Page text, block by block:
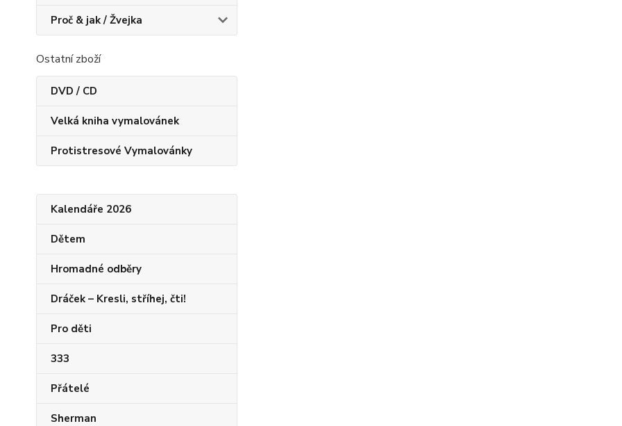
Proč & jak / Žvejka
Ostatní zboží
DVD / CD
Velká kniha vymalovánek
Protistresové Vymalovánky
Kalendáře 2026
Dětem
Hromadné odběry
Dráček – Kresli, stříhej, čti!
Pro děti
333
Přátelé
Sherman